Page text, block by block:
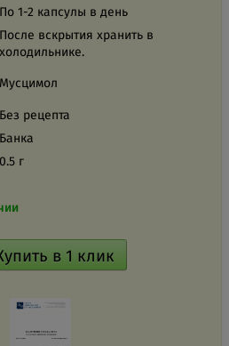
По 1-2 капсулы в день
После вскрытия хранить в
холодильнике.
Мусцимол
Без рецепта
Банка
0.5 г